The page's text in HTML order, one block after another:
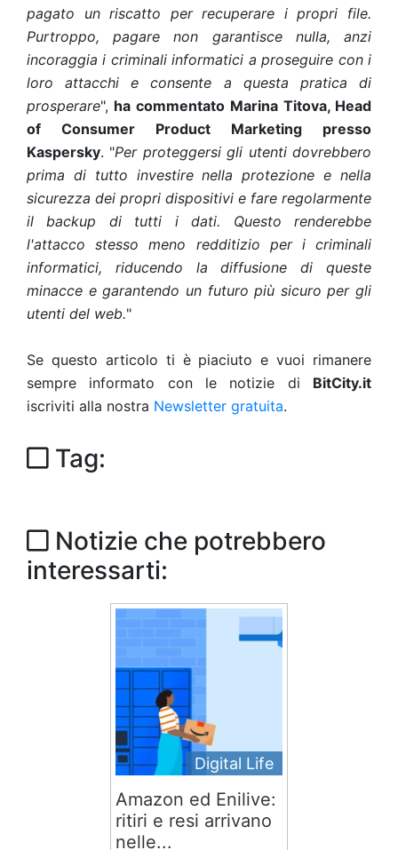
pagato un riscatto per recuperare i propri file.
Purtroppo, pagare non garantisce nulla, anzi
incoraggia i criminali informatici a proseguire con i
loro attacchi e consente a questa pratica di
prosperare", ha commentato Marina Titova, Head
of Consumer Product Marketing presso
Kaspersky. "Per proteggersi gli utenti dovrebbero
prima di tutto investire nella protezione e nella
sicurezza dei propri dispositivi e fare regolarmente
il backup di tutti i dati. Questo renderebbe
l'attacco stesso meno redditizio per i criminali
informatici, riducendo la diffusione di queste
minacce e garantendo un futuro più sicuro per gli
utenti del web."
Se questo articolo ti è piaciuto e vuoi rimanere
sempre informato con le notizie di BitCity.it
iscriviti alla nostra Newsletter gratuita.
Tag:
Notizie che potrebbero
interessarti:
Digital Life
Amazon ed Enilive:
ritiri e resi arrivano
nelle...